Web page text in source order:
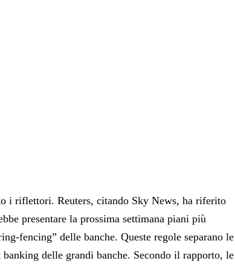
i riflettori. Reuters, citando Sky News, ha riferito
presentare la prossima settimana piani più
fencing” delle banche. Queste regole separano le
delle grandi banche. Secondo il rapporto, le